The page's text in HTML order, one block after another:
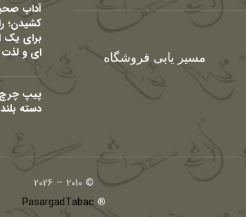
مسیر یابی فروشگاه
آداب
کشیدن؛
برای یک
ای و
پیپ چرچ
دسته بلند
© 2010 – 2026
®
PasargadTabac